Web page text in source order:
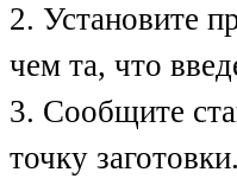
2. Установите
чем та, что
3. Сообщите
точку